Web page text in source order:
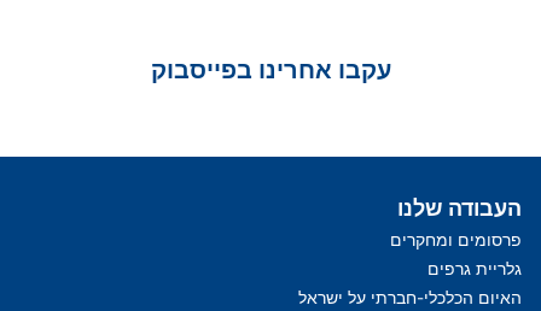
עקבו אחרינו בפייסבוק
העבודה שלנו
פרסומים ומחקרים
גלריית גרפים
האיום הכלכלי-חברתי על ישראל